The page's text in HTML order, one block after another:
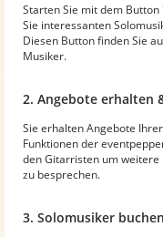
Starten Sie mit dem
Sie interessanten
Diesen Button finden Sie
Musiker.
2. Angebote erhalten
Sie erhalten Angebote
Funktionen der
den Gitarristen um weitere
zu besprechen.
3. Solomusiker